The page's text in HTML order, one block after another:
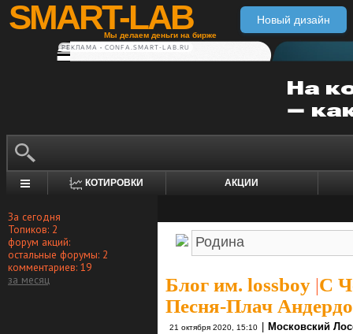
SMART-LAB
Мы делаем деньги на бирже
Новый дизайн
РЕКЛАМА • CONFA.SMART-LAB.RU
КОТИРОВКИ АКЦИИ
За сегодня
Топиков: 2
форум акций:
остальные форумы: 2
комментариев: 19
за месяц
Блог им. lossboy |С
Песня-Плач
21 октября 2020, 15:10 Московский